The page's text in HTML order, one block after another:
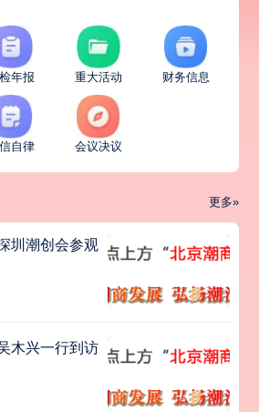
年报 重大活动 财务信息
自律 会议决议
更多»
圳潮创会参观
木兴一行到访